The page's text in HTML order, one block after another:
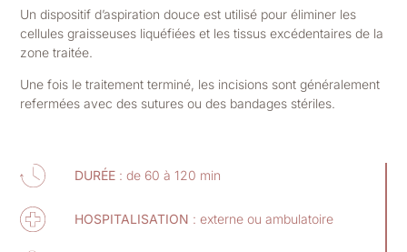
DURÉE : de 60 à 120 min
HOSPITALISATION : externe ou ambulatoire
Un dispositif d’aspiration douce est utilisé pour éliminer les
cellules graisseuses liquéfiées et les tissus excédentaires de la
zone traitée.
Une fois le traitement terminé, les incisions sont généralement
refermées avec des sutures ou des bandages stériles.